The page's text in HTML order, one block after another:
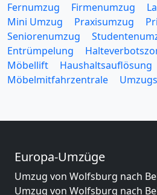
Fernumzug
Firmenumzug
Mini Umzug
Praxisumzug
Seniorenumzug
Entrümpelung
Möbellift
Haushaltsauflösung
Möbelmitfahrzentrale
Europa-Umzüge
Umzug von Wolfsburg nach
Umzug von Wolfsburg nach